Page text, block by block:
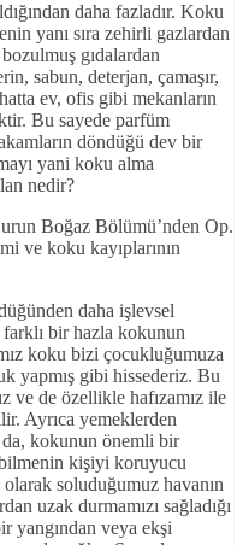
daha fazladır. Koku
yanı sıra zehirli gazlardan
gıdalardan
sabun, deterjan, çamaşır,
ev, ofis gibi mekanların
Bu sayede parfüm
döndüğü dev bir
yani koku alma
nedir?
Boğaz Bölümü’nden Op.
ve koku kayıplarının
daha işlevsel
bir hazla kokunun
koku bizi çocukluğumuza
yapmış gibi hissederiz. Bu
ve de özellikle hafızamız ile
Ayrıca yemeklerden
da, kokunun önemli bir
kişiyi koruyucu
soluduğumuz havanın
uzak durmamızı sağladığı
yangından veya ekşi